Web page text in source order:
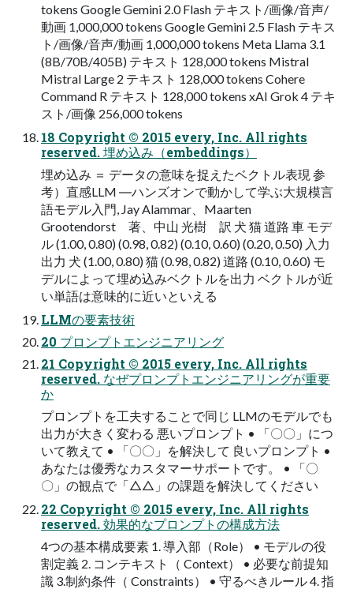
tokens Google Gemini 2.0 Flash テキスト/画像/音声/
動画 1,000,000 tokens Google Gemini 2.5 Flash テキス
ト/画像/音声/動画 1,000,000 tokens Meta Llama 3.1
(8B/70B/405B) テキスト 128,000 tokens Mistral
Mistral Large 2 テキスト 128,000 tokens Cohere
Command R テキスト 128,000 tokens xAI Grok 4 テキ
スト/画像 256,000 tokens
18 Copyright © 2015 every, Inc. All rights
reserved. 埋め込み（embeddings）
埋め込み ＝ データの意味を捉えたベクトル表現 参
考）直感LLM ―ハンズオンで動かして学ぶ大規模言
語モデル入門, Jay Alammar、Maarten
Grootendorst 著、中山 光樹 訳 犬 猫 道路 車 モデ
ル (1.00, 0.80) (0.98, 0.82) (0.10, 0.60) (0.20, 0.50) 入力
出力 犬 (1.00, 0.80) 猫 (0.98, 0.82) 道路 (0.10, 0.60) モ
デルによって埋め込みベクトルを出力 ベクトルが近
い単語は意味的に近いといえる
LLMの要素技術
20 プロンプトエンジニアリング
21 Copyright © 2015 every, Inc. All rights
reserved. なぜプロンプトエンジニアリングが重要
か
プロンプトを工夫することで同じ LLMのモデルでも
出力が大きく変わる 悪いプロンプト • 「〇〇」につ
いて教えて • 「〇〇」を解決して 良いプロンプト •
あなたは優秀なカスタマーサポートです。 • 「〇
〇」の観点で「△△」の課題を解決してください
22 Copyright © 2015 every, Inc. All rights
reserved. 効果的なプロンプトの構成方法
4つの基本構成要素 1. 導入部（Role） • モデルの役
割定義 2. コンテキスト（ Context） • 必要な前提知
識 3.制約条件（ Constraints） • 守るべきルール 4. 指